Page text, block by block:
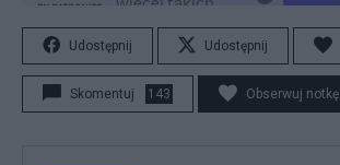
Udostępnij Udostępnij
Skomentuj 143 Obserwuj notkę